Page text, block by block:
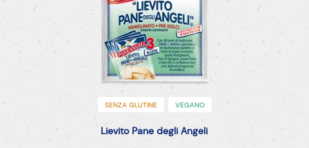
SENZA GLUTINE VEGANO
Lievito Pane degli Angeli